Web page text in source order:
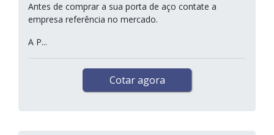
Antes de comprar a sua porta de aço contate a
empresa referência no mercado.
A P...
Cotar agora